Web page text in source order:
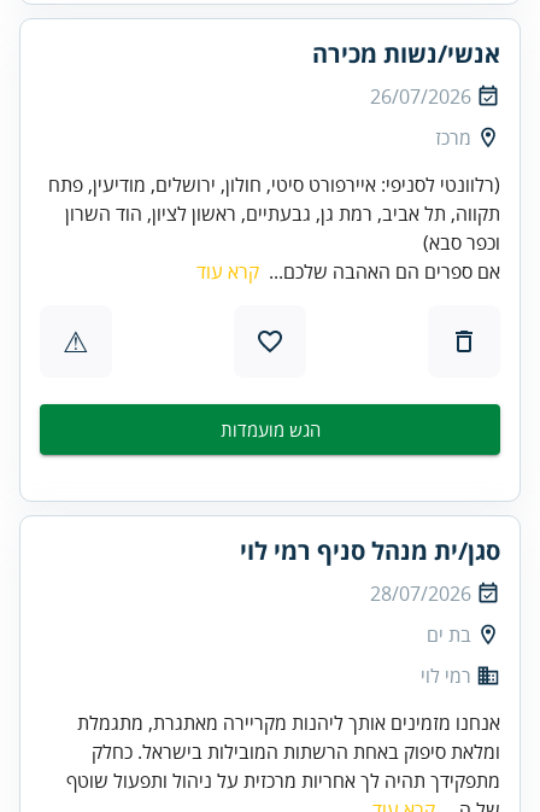
אנשי/נשות מכירה
26/07/2026
מרכז
(רלוונטי לסניפי: איירפורט סיטי, חולון, ירושלים, מודיעין, פתח
תקווה, תל אביב, רמת גן, גבעתיים, ראשון לציון, הוד השרון
וכפר סבא)
אם ספרים הם האהבה שלכם... קרא עוד
⚠
הגש מועמדות
סגן/ית מנהל סניף רמי לוי
28/07/2026
בת ים
רמי לוי
אנחנו מזמינים אותך ליהנות מקריירה מאתגרת, מתגמלת
ומלאת סיפוק באחת הרשתות המובילות בישראל. כחלק
מתפקידך תהיה לך אחריות מרכזית על ניהול ותפעול שוטף